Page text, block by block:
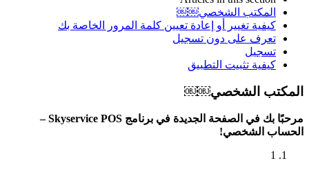
المكتب الشخصي￼￼
كيفية تغيير أو إعادة تعيين كلمة المرور الخاصة بك
تعرف على دون تسجيل
تسجيل
كيفية تثبيت التطبيق
المكتب الشخصي￼￼
مرحبًا بك في الصفحة الجديدة في برنامج Skyservice POS –
الحساب الشخصي!
1